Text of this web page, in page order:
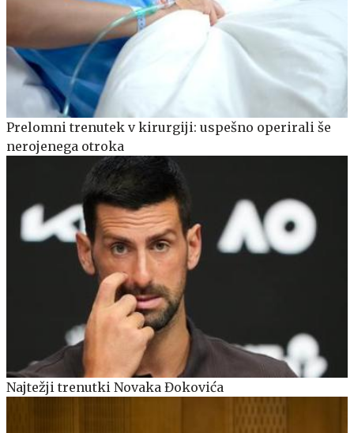
Prelomni trenutek v kirurgiji: uspešno operirali še
nerojenega otroka
Najtežji trenutki Novaka Đokovića